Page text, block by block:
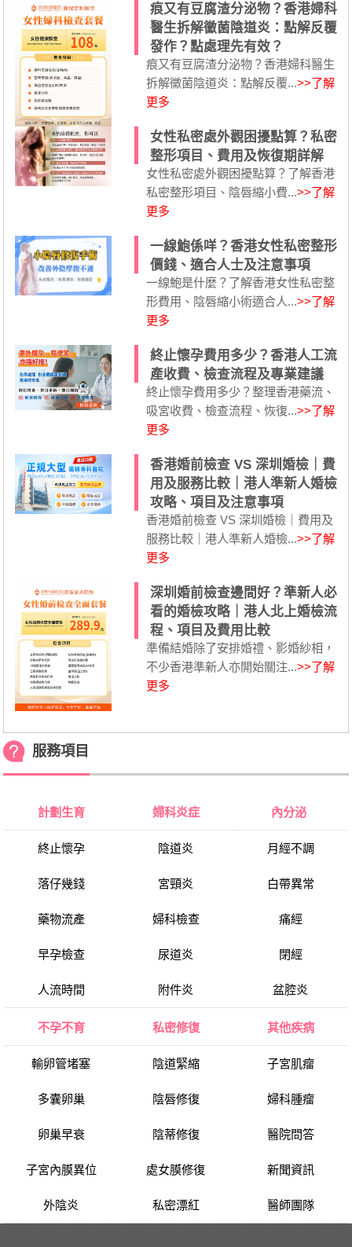
痕又有豆腐渣分泌物？香港婦科
醫生拆解黴菌陰道炎：點解反覆
發作？點處理先有效？
痕又有豆腐渣分泌物？香港婦科醫生
拆解黴菌陰道炎：點解反覆...>>了解
更多
女性私密處外觀困擾點算？私密
整形項目、費用及恢復期詳解
女性私密處外觀困擾點算？了解香港
私密整形項目、陰唇縮小費...>>了解
更多
一線鮑係咩？香港女性私密整形
價錢、適合人士及注意事項
一線鮑是什麼？了解香港女性私密整
形費用、陰唇縮小術適合人...>>了解
更多
終止懷孕費用多少？香港人工流
產收費、檢查流程及專業建議
終止懷孕費用多少？整理香港藥流、
吸宮收費、檢查流程、恢復...>>了解
更多
香港婚前檢查 VS 深圳婚檢｜費
用及服務比較｜港人準新人婚檢
攻略、項目及注意事項
香港婚前檢查 VS 深圳婚檢｜費用及
服務比較｜港人準新人婚檢...>>了解
更多
深圳婚前檢查邊間好？準新人必
看的婚檢攻略｜港人北上婚檢流
程、項目及費用比較
準備結婚除了安排婚禮、影婚紗相，
不少香港準新人亦開始關注...>>了解
更多
服務項目
計劃生育
終止懷孕
落仔幾錢
藥物流產
早孕檢查
人流時間
婦科炎症
陰道炎
宮頸炎
婦科檢查
尿道炎
附件炎
內分泌
月經不調
白帶異常
痛經
閉經
盆腔炎
不孕不育
輸卵管堵塞
多囊卵巢
卵巢早衰
子宮內膜異位
外陰炎
私密修復
陰道緊縮
陰唇修復
陰蒂修復
處女膜修復
私密漂紅
其他疾病
子宮肌瘤
婦科腫瘤
醫院問答
新聞資訊
醫師團隊